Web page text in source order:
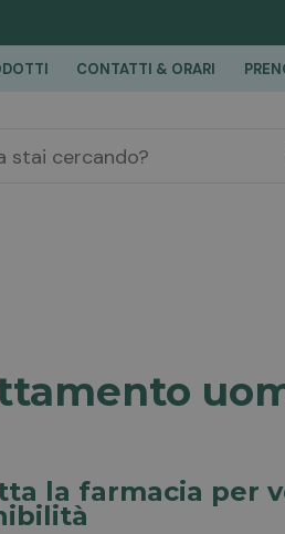
CONTATTI & ORARI
la farmacia per